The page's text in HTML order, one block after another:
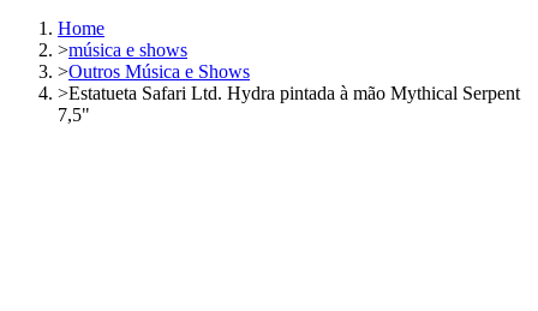
Home
>música e shows
>Outros Música e Shows
>Estatueta Safari Ltd. Hydra pintada à mão Mythical Serpent
7,5"